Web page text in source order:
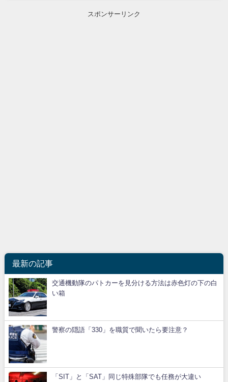
スポンサーリンク
最新の記事
交通機動隊のパトカーを見分ける方法は赤色灯の下の白
い箱
警察の隠語「330」を職質で聞いたら要注意？
「SIT」と「SAT」同じ特殊部隊でも任務が大違い